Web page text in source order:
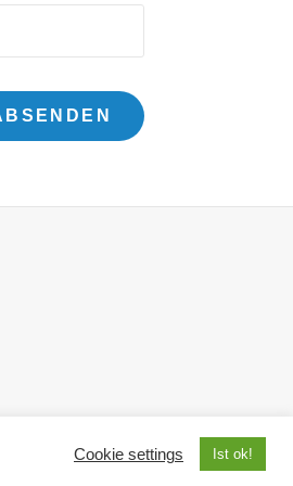
Cookie settings Ist ok!